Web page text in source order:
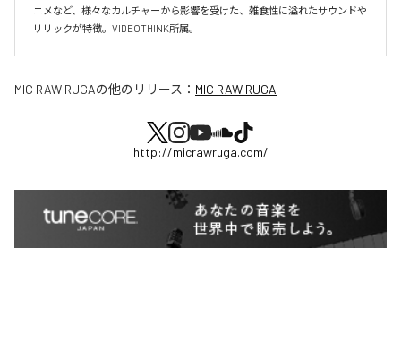
ニメなど、様々なカルチャーから影響を受けた、雑食性に溢れたサウンドや
リリックが特徴。VIDEOTHINK所属。
MIC RAW RUGAの他のリリース： MIC RAW RUGA
http://micrawruga.com/